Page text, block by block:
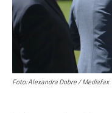
Foto: Alexandra Dobre / Mediafax